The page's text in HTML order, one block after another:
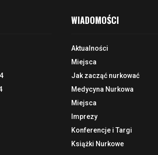
WIADOMOŚCI
Aktualności
Miejsca
Jak zacząć nurkować
Medycyna Nurkowa
Miejsca
Imprezy
Konferencje i Targi
Książki Nurkowe